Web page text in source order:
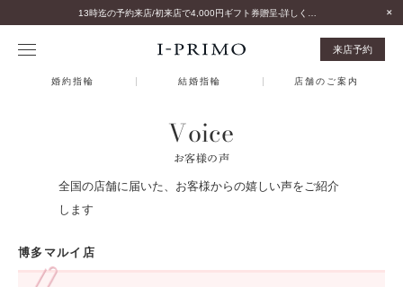
来店予約
婚約指輪 結婚指輪 店舗のご案内
Voice
お客様の声
全国の店舗に届いた、お客様からの嬉しい声をご紹介
します
博多マルイ店